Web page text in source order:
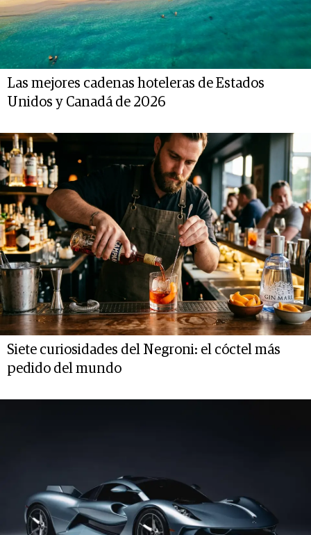
Las mejores cadenas hoteleras de Estados
Unidos y Canadá de 2026
Siete curiosidades del Negroni: el cóctel más
pedido del mundo